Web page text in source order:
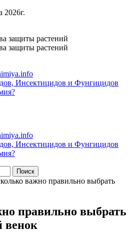
2026г.
Инсектицидов и Фунгицидов
Инсектицидов и Фунгицидов
важно правильно выбрать
правильно выбрать
венок